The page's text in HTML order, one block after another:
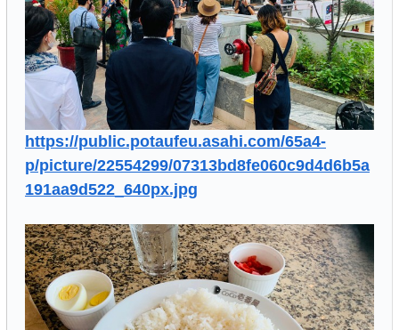
https://public.potaufeu.asahi.com/65a4-
p/picture/22554299/07313bd8fe060c9d4d6b5a
191aa9d522_640px.jpg